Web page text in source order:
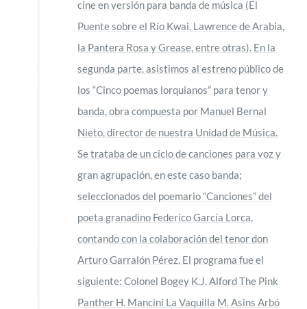
cine en versión para banda de música (El
Puente sobre el Río Kwai, Lawrence de Arabia,
la Pantera Rosa y Grease, entre otras). En la
segunda parte, asistimos al estreno público de
los “Cinco poemas lorquianos” para tenor y
banda, obra compuesta por Manuel Bernal
Nieto, director de nuestra Unidad de Música.
Se trataba de un ciclo de canciones para voz y
gran agrupación, en este caso banda;
seleccionados del poemario “Canciones” del
poeta granadino Federico García Lorca,
contando con la colaboración del tenor don
Arturo Garralón Pérez. El programa fue el
siguiente: Colonel Bogey K.J. Alford The Pink
Panther H. Mancini La Vaquilla M. Asins Arbó